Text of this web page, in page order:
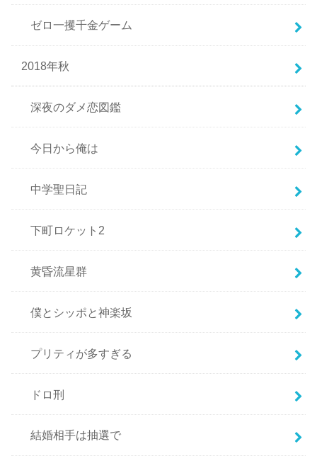
ゼロ一攫千金ゲーム
2018年秋
深夜のダメ恋図鑑
今日から俺は
中学聖日記
下町ロケット2
黄昏流星群
僕とシッポと神楽坂
プリティが多すぎる
ドロ刑
結婚相手は抽選で